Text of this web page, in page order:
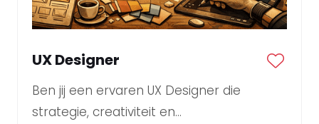
UX Designer
Ben jij een ervaren UX Designer die
strategie, creativiteit en